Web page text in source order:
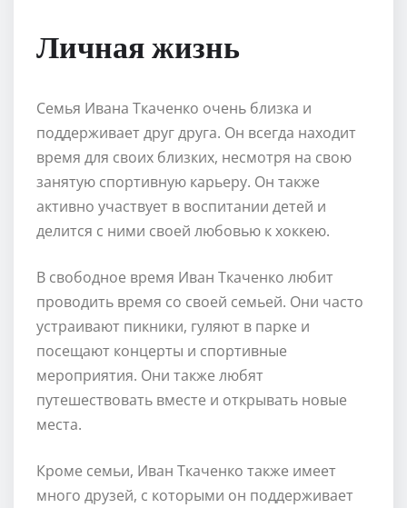
Личная жизнь
Семья Ивана Ткаченко очень близка и
поддерживает друг друга. Он всегда находит
время для своих близких, несмотря на свою
занятую спортивную карьеру. Он также
активно участвует в воспитании детей и
делится с ними своей любовью к хоккею.
В свободное время Иван Ткаченко любит
проводить время со своей семьей. Они часто
устраивают пикники, гуляют в парке и
посещают концерты и спортивные
мероприятия. Они также любят
путешествовать вместе и открывать новые
места.
Кроме семьи, Иван Ткаченко также имеет
много друзей, с которыми он поддерживает